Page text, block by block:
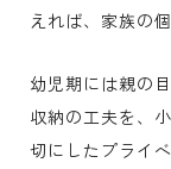
えれば、家族の
幼児期には親の
収納の工夫を、
切にしたプライ